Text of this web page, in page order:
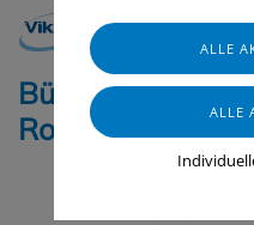
Bürste für
Rohren, 510